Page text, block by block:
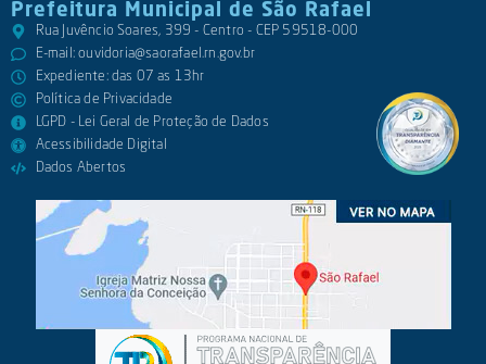
Prefeitura Municipal de São Rafael
Rua Juvêncio Soares, 399 - Centro - CEP 59518-000
E-mail:ouvidoria@saorafael.rn.gov.br
Expediente: das 07 as 13hr
Política de Privacidade
LGPD - Lei Geral de Proteção de Dados
Acessibilidade Digital
Dados Abertos